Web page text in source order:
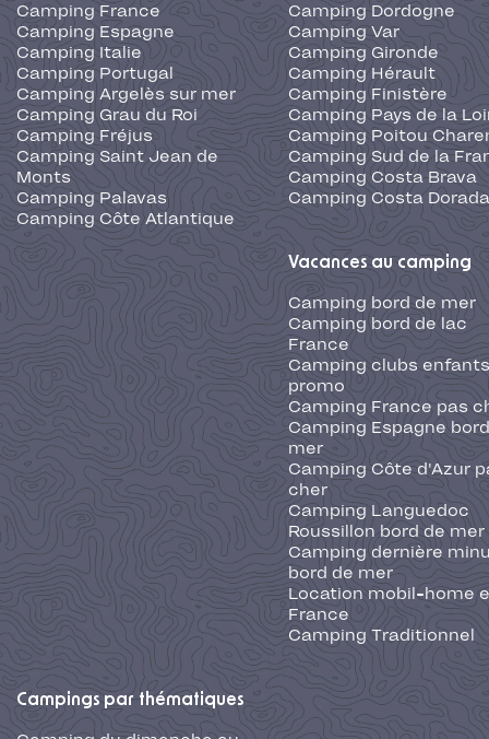
Camping France
Camping Espagne
Camping Italie
Camping Portugal
Camping Argelès sur mer
Camping Grau du Roi
Camping Fréjus
Camping Saint Jean de
Monts
Camping Palavas
Camping Côte Atlantique
Camping Dordogne
Camping Var
Camping Gironde
Camping Hérault
Camping Finistère
Camping Pays de la
Camping Poitou
Camping Sud de la
Camping Costa Brava
Camping Costa Dorada
Vacances au camping
Camping bord de mer
Camping bord de lac
France
Camping clubs
promo
Camping France pas
Camping Espagne
mer
Camping Côte d'Azur
cher
Camping Languedoc
Roussillon bord de mer
Camping dernière
bord de mer
Location mobil-home
France
Camping Traditionnel
Campings par thématiques